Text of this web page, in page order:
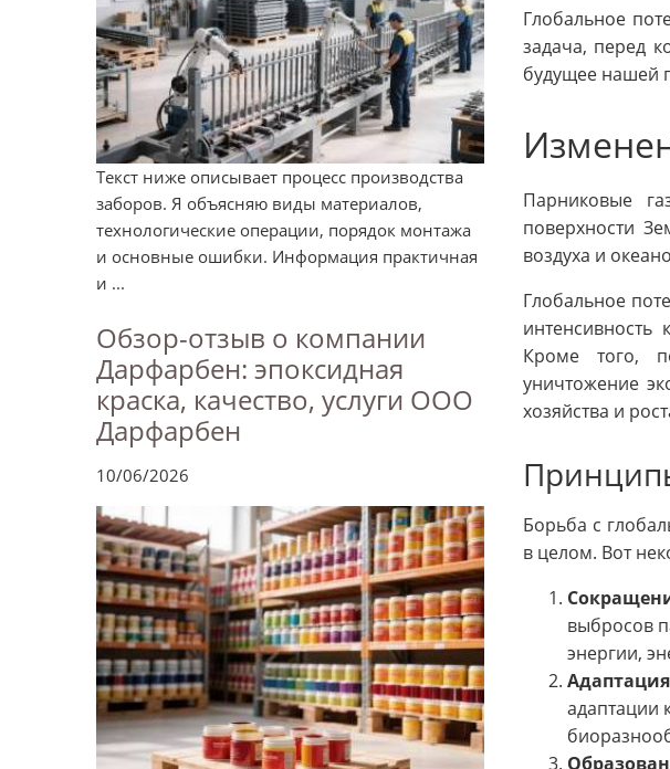
Текст ниже описывает процесс производства
заборов. Я объясняю виды материалов,
технологические операции, порядок монтажа
и основные ошибки. Информация практичная
и ...
Обзор-отзыв о компании
Дарфарбен: эпоксидная
краска, качество, услуги ООО
Дарфарбен
10/06/2026
Глобальное
задача, перед
будущее нашей
Парниковые
поверхности
воздуха и
Глобальное
интенсивность
Кроме того,
уничтожение
хозяйства и
Борьба с
в целом. Вот
выбросов
энергии,
адаптации